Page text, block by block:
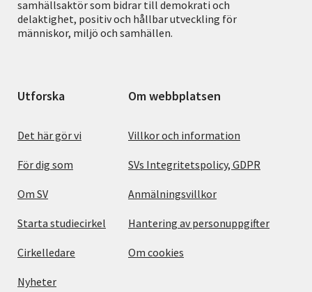
samhällsaktör som bidrar till demokrati och
delaktighet, positiv och hållbar utveckling för
människor, miljö och samhällen.
Utforska
Det här gör vi
För dig som
Om SV
Starta studiecirkel
Cirkelledare
Nyheter
Om webbplatsen
Villkor och information
SVs Integritetspolicy, GDPR
Anmälningsvillkor
Hantering av personuppgifter
Om cookies